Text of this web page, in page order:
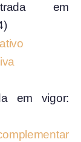
em
em vigor: